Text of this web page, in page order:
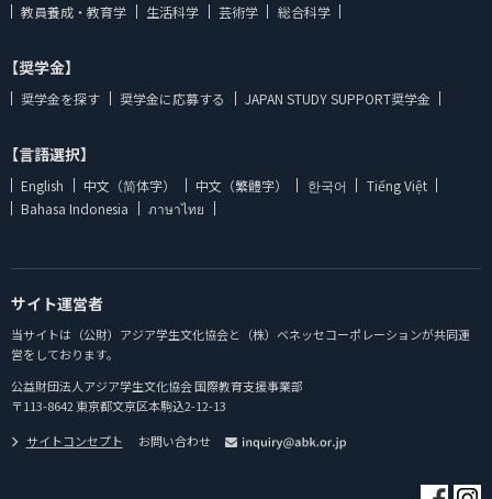
教員養成・教育学
生活科学 芸術学 総合科学
【奨学金】
奨学金を探す 奨学金に応募する JAPAN STUDY SUPPORT奨学金
【言語選択】
English 中文（简体字） 中文（繁體字） 한국어
Tiếng Việt
Bahasa Indonesia
ภาษาไทย
サイト運営者
当サイトは（公財）アジア学生文化協会と（株）ベネッセコーポレーションが共同運
営をしております。
公益財団法人アジア学生文化協会 国際教育支援事業部
〒113-8642 東京都文京区本駒込2-12-13
サイトコンセプト
お問い合わせ